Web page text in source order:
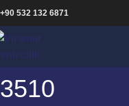
+90 532 132 6871
3510